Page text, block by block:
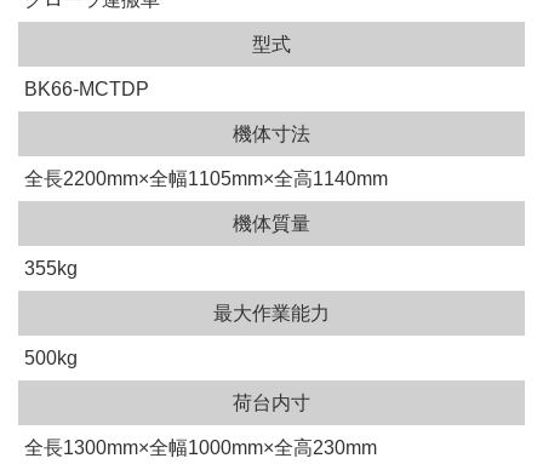
型式
BK66-MCTDP
機体寸法
全長2200mm×全幅1105mm×全高1140mm
機体質量
355kg
最大作業能力
500kg
荷台内寸
全長1300mm×全幅1000mm×全高230mm